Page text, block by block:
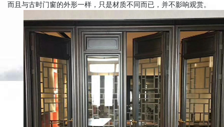
而且与古时门窗的外形一样，只是材质不同而已，并不影响观赏。